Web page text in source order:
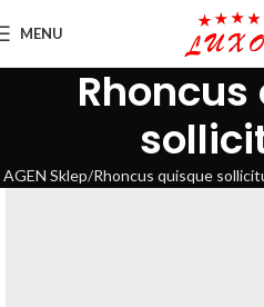
MENU
AGEN Sklep Rhoncus quisque